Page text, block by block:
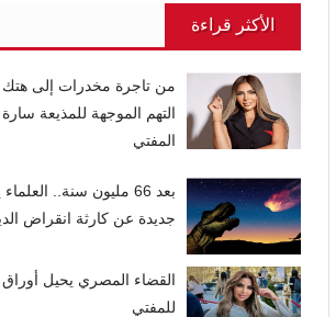
الأكثر قراءة
من تاجرة مخدرات إلى
التهم الموجهة للمذيعة
المفتي
بعد 66 مليون سنة..
جديدة عن كارثة انقراض
القضاء المصري يحيل
للمفتي